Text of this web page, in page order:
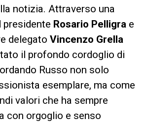
notizia. Attraverso una
presidente Rosario Pelligra e
delegato Vincenzo Grella
il profondo cordoglio di
Russo non solo
esemplare, ma come
valori che ha sempre
con orgoglio e senso